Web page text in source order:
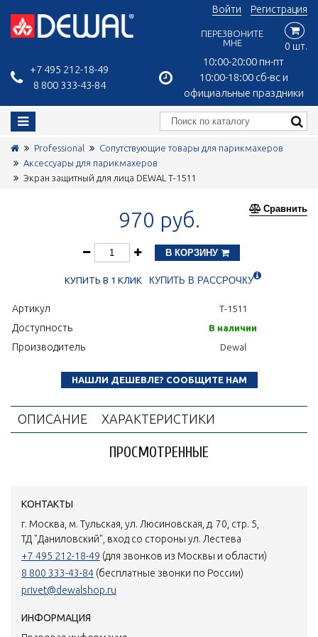
+7 495 212-18-49
8 800 333-43-84
10:00-20:00 пн-пт
10:00-18:00 сб-вс и
официальные праздники
Войти Регистрация
ПЕРЕЗВОНИТЕ
МНЕ
0 шт.
Professional
Сопутствующие товары для парикмахеров
Аксессуары для парикмахеров
Экран защитный для лица DEWAL T-1511
Сравнить
970 руб.
В КОРЗИНУ
КУПИТЬ В 1 КЛИК КУПИТЬ В РАССРОЧКУ
Артикул T-1511
Доступность В наличии
Производитель Dewal
НАШЛИ ДЕШЕВЛЕ? СООБЩИТЕ НАМ
ОПИСАНИЕ ХАРАКТЕРИСТИКИ
ПРОСМОТРЕННЫЕ
КОНТАКТЫ
г. Москва, м. Тульская, ул. Люсиновская, д. 70, стр. 5,
ТД "Даниловский", вход со стороны ул. Лестева
+7 495 212-18-49 (для звонков из Москвы и области)
8 800 333-43-84 (бесплатные звонки по России)
privet@dewalshop.ru
ИНФОРМАЦИЯ